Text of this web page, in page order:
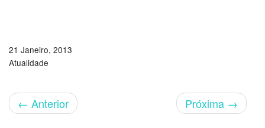
21 Janeiro, 2013
Atualidade
← Anterior Próxima →